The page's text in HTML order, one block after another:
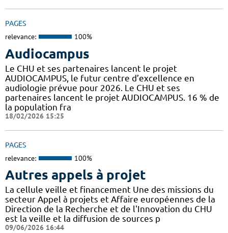
PAGES
relevance: 100%
Audiocampus
Le CHU et ses partenaires lancent le projet
AUDIOCAMPUS, le futur centre d’excellence en
audiologie prévue pour 2026. Le CHU et ses
partenaires lancent le projet AUDIOCAMPUS. 16 % de
la population fra
18/02/2026 15:25
PAGES
relevance: 100%
Autres appels à projet
La cellule veille et financement Une des missions du
secteur Appel à projets et Affaire européennes de la
Direction de la Recherche et de l'Innovation du CHU
est la veille et la diffusion de sources p
09/06/2026 16:44